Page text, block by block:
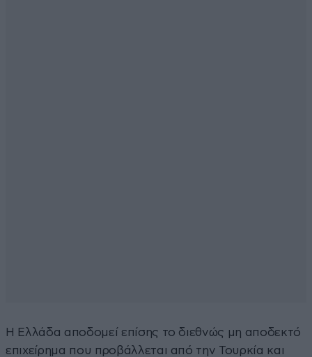
Η Ελλάδα αποδομεί επίσης το διεθνώς μη αποδεκτό
επιχείρημα που προβάλλεται από την Τουρκία και